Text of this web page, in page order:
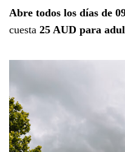
Abre todos los días de
cuesta 25 AUD para